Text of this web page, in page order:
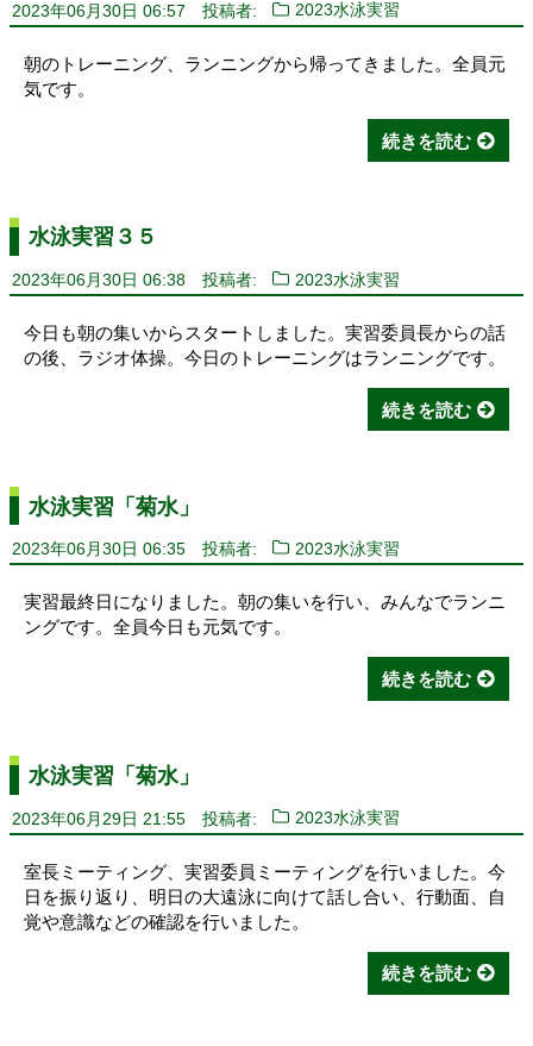
2023年06月30日 06:57 投稿者: 2023水泳実習
朝のトレーニング、ランニングから帰ってきました。全員元
気です。
続きを読む
水泳実習３５
2023年06月30日 06:38 投稿者: 2023水泳実習
今日も朝の集いからスタートしました。実習委員長からの話
の後、ラジオ体操。今日のトレーニングはランニングです。
続きを読む
水泳実習「菊水」
2023年06月30日 06:35 投稿者: 2023水泳実習
実習最終日になりました。朝の集いを行い、みんなでランニ
ングです。全員今日も元気です。
続きを読む
水泳実習「菊水」
2023年06月29日 21:55 投稿者: 2023水泳実習
室長ミーティング、実習委員ミーティングを行いました。今
日を振り返り、明日の大遠泳に向けて話し合い、行動面、自
覚や意識などの確認を行いました。
続きを読む